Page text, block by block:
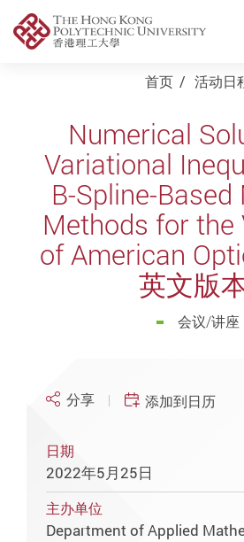
首页 活动日
Numerical
Variational
B-Spline-
Methods for the
of American
英文版
会议/讲座
分享 添加到日历
日期
2022年5月25日
主办单位
Department of Applied